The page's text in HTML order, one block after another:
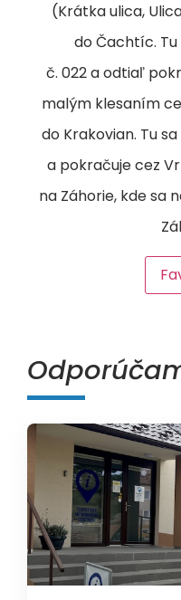
(Krátka ulica,
do Čachtíc. Tu
č. 022 a odtiaľ
malým klesaním
do Krakovian. Tu
a pokračuje cez
na Záhorie, kde sa